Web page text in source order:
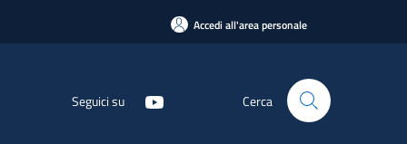
Accedi all'area personale
Seguici su Cerca